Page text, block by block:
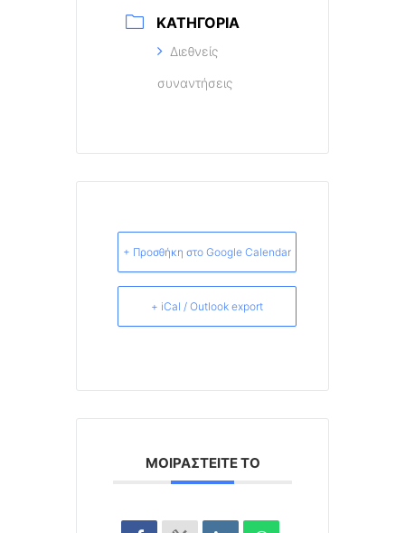
ΚΑΤΗΓΟΡΊΑ
Διεθνείς
συναντήσεις
+ Προσθήκη στο Google Calendar
+ iCal / Outlook export
ΜΟΙΡΑΣΤΕΊΤΕ ΤΟ